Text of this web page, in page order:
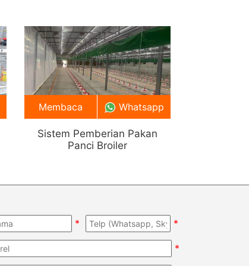
Sistem Pemberian Pakan
Panci Broiler
Membaca Whatsapp
* *
*